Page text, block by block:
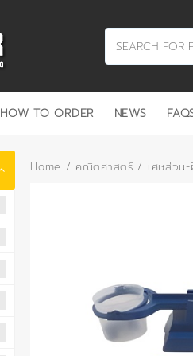
HOW TO ORDER NEWS
Home / คณิตศาสตร์ / เศษส่วน